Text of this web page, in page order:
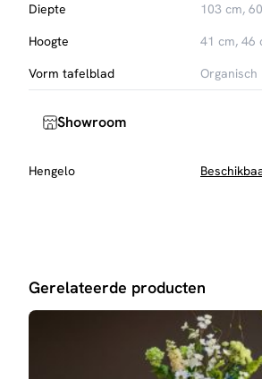
Diepte
103 cm,
Hoogte
41 cm, 46
Vorm tafelblad
Organisch
Showroom
Hengelo
Gerelateerde producten